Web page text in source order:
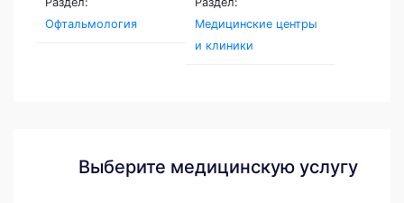
Офтальмология
Медицинские центры
и клиники
Выберите медицинскую услугу